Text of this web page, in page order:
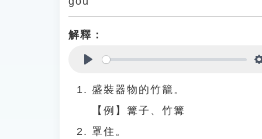
解釋：
盛裝器物的竹籠。
【例】篝子、竹篝
罩住。